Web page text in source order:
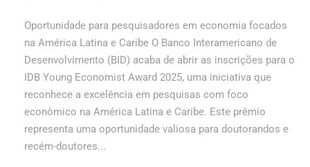
Oportunidade para pesquisadores em economia focados
na América Latina e Caribe O Banco Interamericano de
Desenvolvimento (BID) acaba de abrir as inscrições para o
IDB Young Economist Award 2025, uma iniciativa que
reconhece a excelência em pesquisas com foco
econômico na América Latina e Caribe. Este prêmio
representa uma oportunidade valiosa para doutorandos e
recém-doutores...